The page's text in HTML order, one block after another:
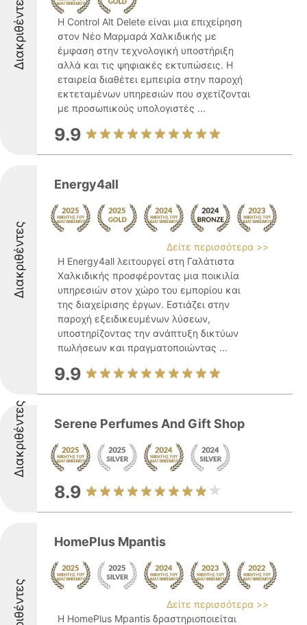
Διακριθέντες
Η Control Alt Delete είναι μια επιχείρηση
στον Νέο Μαρμαρά Χαλκιδικής με
έμφαση στην τεχνολογική υποστήριξη
αλλά και τις ψηφιακές εκτυπώσεις. Η
εταιρεία διαθέτει εμπειρία στην παροχή
εκτεταμένων υπηρεσιών που σχετίζονται
με προσωπικούς υπολογιστές ...
9.9
Διακριθέντες
Energy4all
Δείτε περισσότερα >>
Η Energy4all λειτουργεί στη Γαλάτιστα
Χαλκιδικής προσφέροντας μια ποικιλία
υπηρεσιών στον χώρο του εμπορίου και
της διαχείρισης έργων. Εστιάζει στην
παροχή εξειδικευμένων λύσεων,
υποστηρίζοντας την ανάπτυξη δικτύων
πωλήσεων και πραγματοποιώντας ...
9.9
Διακριθέντες Serene Perfumes And Gift Shop
8.9
HomePlus Mpantis
Δείτε περισσότερα >>
Η HomePlus Mpantis δραστηριοποιείται